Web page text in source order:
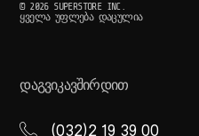
© 2026 SUPERSTORE INC.
ᲧᲕᲔᲚᲐ ᲣᲤᲚᲔᲑᲐ ᲓᲐᲪᲣᲚᲘᲐ
ᲓᲐᲒᲕᲘᲙᲐᲕᲨᲘᲠᲓᲘᲗ
(032)2 19 39 00